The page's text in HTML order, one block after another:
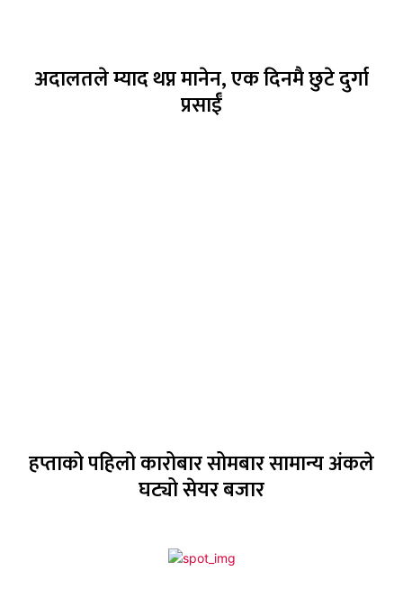
अदालतले म्याद थप्न मानेन, एक दिनमै छुटे दुर्गा
प्रसाईँ
हप्ताको पहिलो कारोबार सोमबार सामान्य अंकले
घट्यो सेयर बजार